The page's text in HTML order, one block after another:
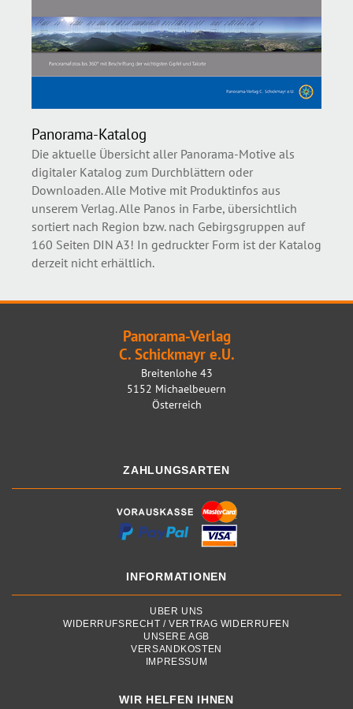
Panorama-Katalog
Die aktuelle Übersicht aller Panorama-Motive als
digitaler Katalog zum Durchblättern oder
Downloaden. Alle Motive mit Produktinfos aus
unserem Verlag. Alle Panos in Farbe, übersichtlich
sortiert nach Region bzw. nach Gebirgsgruppen auf
160 Seiten DIN A3! In gedruckter Form ist der Katalog
derzeit nicht erhältlich.
Panorama-Verlag
C. Schickmayr e.U.
Breitenlohe 43
5152 Michaelbeuern
Österreich
ZAHLUNGSARTEN
INFORMATIONEN
ÜBER UNS
WIDERRUFSRECHT / VERTRAG WIDERRUFEN
UNSERE AGB
VERSANDKOSTEN
IMPRESSUM
WIR HELFEN IHNEN